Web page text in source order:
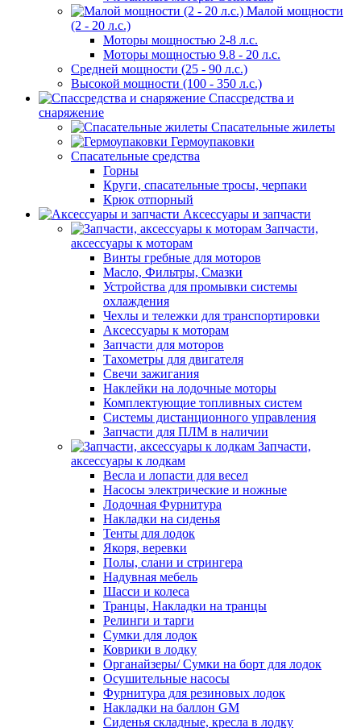
Малой мощности
(2 - 20 л.с.)
Моторы мощностью 2-8 л.с.
Моторы мощностью 9.8 - 20 л.с.
Средней мощности (25 - 90 л.с.)
Высокой мощности (100 - 350 л.с.)
Спассредства и
снаряжение
Спасательные жилеты
Гермоупаковки
Спасательные средства
Горны
Круги, спасательные тросы, черпаки
Крюк отпорный
Аксессуары и запчасти
Запчасти,
аксессуары к моторам
Винты гребные для моторов
Масло, Фильтры, Смазки
Устройства для промывки системы
охлаждения
Чехлы и тележки для транспортировки
Аксессуары к моторам
Запчасти для моторов
Тахометры для двигателя
Свечи зажигания
Наклейки на лодочные моторы
Комплектующие топливных систем
Системы дистанционного управления
Запчасти для ПЛМ в наличии
Запчасти,
аксессуары к лодкам
Весла и лопасти для весел
Насосы электрические и ножные
Лодочная Фурнитура
Накладки на сиденья
Тенты для лодок
Якоря, веревки
Полы, слани и стрингера
Надувная мебель
Шасси и колеса
Транцы, Накладки на транцы
Релинги и тарги
Сумки для лодок
Коврики в лодку
Органайзеры/ Сумки на борт для лодок
Осушительные насосы
Фурнитура для резиновых лодок
Накладки на баллон GM
Сиденья складные, кресла в лодку